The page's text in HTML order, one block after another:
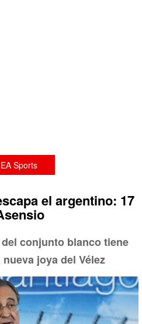
Sports
el argentino: 17
conjunto blanco tiene
joya del Vélez